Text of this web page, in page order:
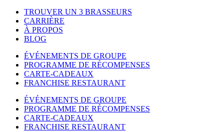
TROUVER UN 3 BRASSEURS
CARRIÈRE
À PROPOS
BLOG
ÉVÉNEMENTS DE GROUPE
PROGRAMME DE RÉCOMPENSES
CARTE-CADEAUX
FRANCHISE RESTAURANT
ÉVÉNEMENTS DE GROUPE
PROGRAMME DE RÉCOMPENSES
CARTE-CADEAUX
FRANCHISE RESTAURANT